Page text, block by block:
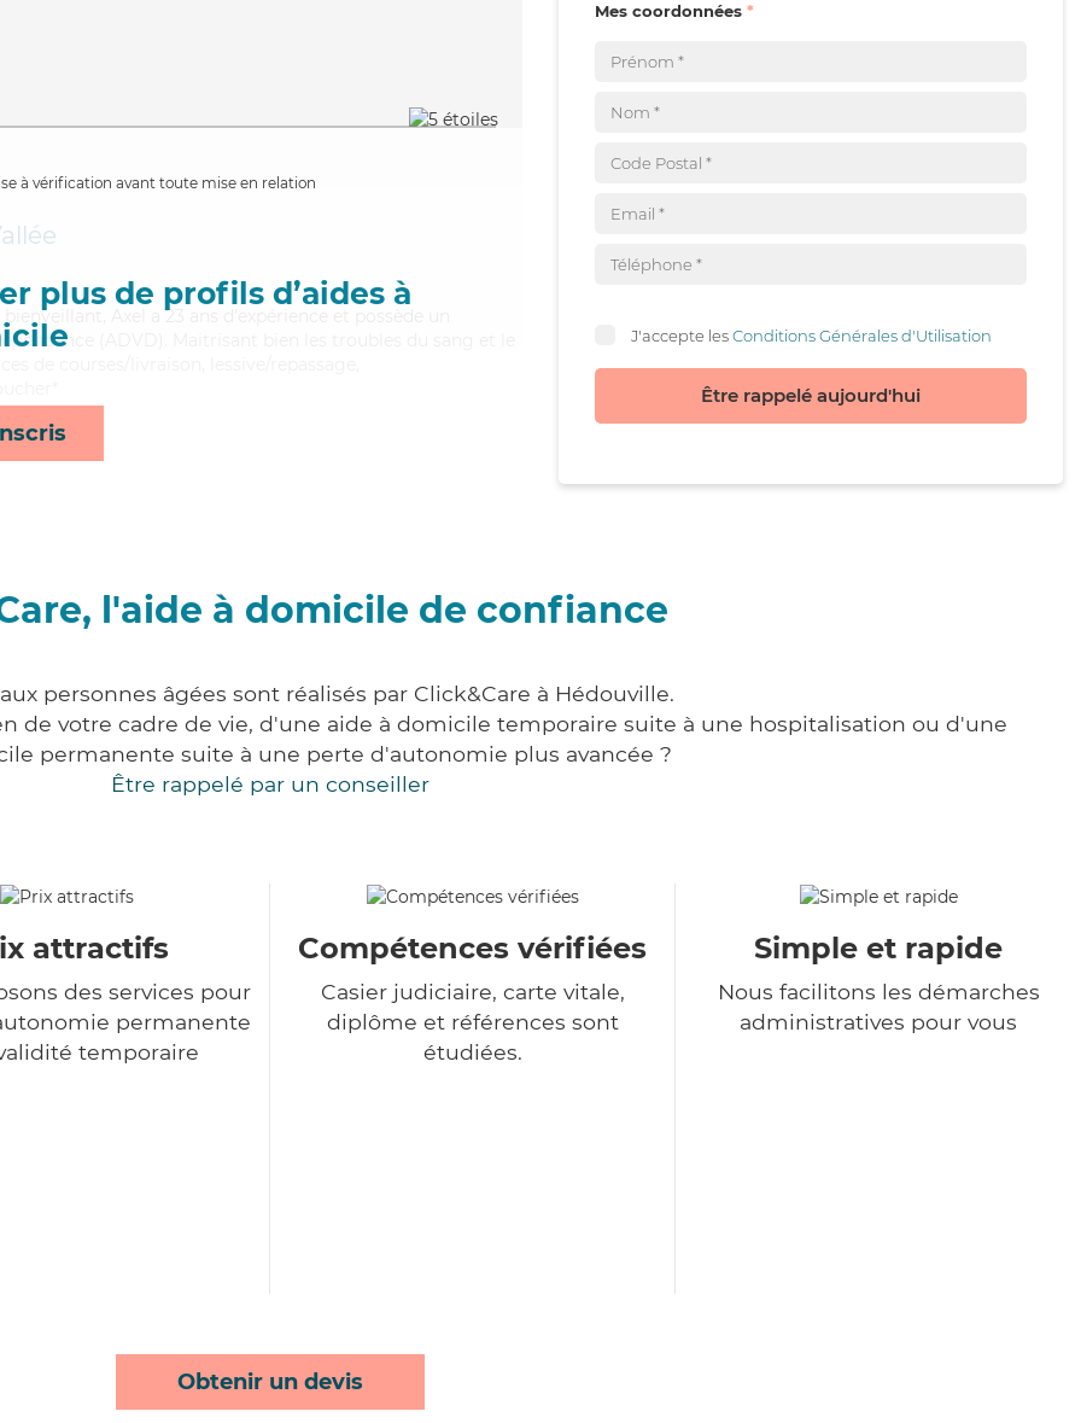
à vérification avant toute mise en relation
plus de profils d’aides à
Axel a 23 ans d'expérience et possède un
(ADVD). Maitrisant bien les troubles du sang et le
Mes coordonnées
J'accepte lesConditions Générales d'Utilisation
Être rappelé aujourd'hui
l'aide à domicile de confiance
personnes âgées sont réalisés par Click&Care à Hédouville.
de votre cadre de vie, d'une aide à domicile temporaire suite à une hospitalisation ou d'une
permanente suite à une perte d'autonomie plus avancée ?
Être rappelé par un conseiller
attractifs
des services pour
permanente
temporaire
Compétences vérifiées
Casier judiciaire, carte vitale,
diplôme et références sont
étudiées.
Simple et rapide
Nous facilitons les démarches
administratives pour vous
Obtenir un devis